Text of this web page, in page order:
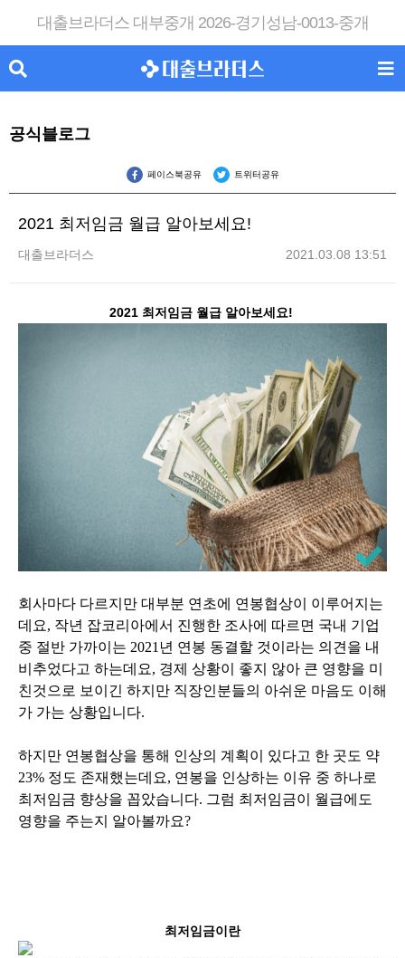
대출브라더스 대부중개 2026-경기성남-0013-중개
공식블로그
페이스북공유 트위터공유
2021 최저임금 월급 알아보세요!
대출브라더스 2021.03.08 13:51
2021 최저임금 월급 알아보세요!
회사마다 다르지만 대부분 연초에 연봉협상이 이루어지는
데요, 작년 잡코리아에서 진행한 조사에 따르면 국내 기업
중 절반 가까이는 2021년 연봉 동결할 것이라는 의견을 내
비추었다고 하는데요, 경제 상황이 좋지 않아 큰 영향을 미
친것으로 보이긴 하지만 직장인분들의 아쉬운 마음도 이해
가 가는 상황입니다.
하지만 연봉협상을 통해 인상의 계획이 있다고 한 곳도 약
23% 정도 존재했는데요, 연봉을 인상하는 이유 중 하나로
최저임금 향상을 꼽았습니다. 그럼 최저임금이 월급에도
영향을 주는지 알아볼까요?
최저임금이란